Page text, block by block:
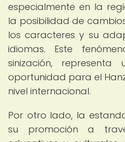
especialmente en la
la posibilidad de
los caracteres y su
idiomas. Este
sinización,
oportunidad para el
nivel internacional.
Por otro lado, la
su promoción a